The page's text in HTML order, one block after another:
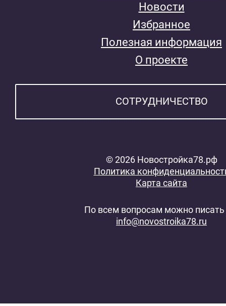
Новости
Избранное
Полезная информация
О проекте
СОТРУДНИЧЕСТВО
© 2026 Новостройка78.рф
Политика
Карта сайта
По всем вопросам можно писать
info@novostroika78.ru